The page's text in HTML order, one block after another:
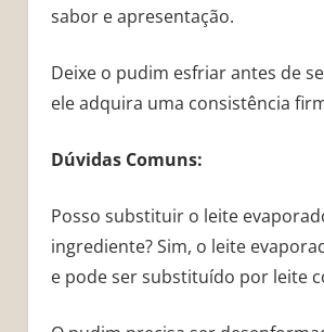
sabor e apresentação.
Deixe o pudim esfriar antes de
ele adquira uma consistência
Dúvidas Comuns:
Posso substituir o leite
ingrediente? Sim, o leite
e pode ser substituído por leite